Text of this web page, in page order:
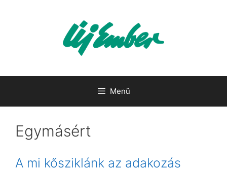
Menü
Egymásért
A mi kősziklánk az adakozás